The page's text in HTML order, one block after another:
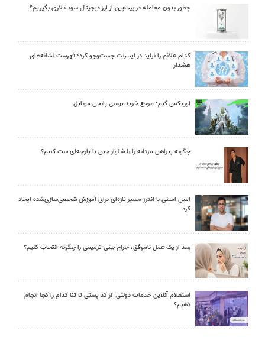
چطور بدون معامله در بیت‌پین از ارز دیجیتال سود دلاری بگیریم؟
کدام علائم را نباید در اینترنت جست‌وجو کرد؛ فهرست نشانه‌های
هشدار
اوریکس گیم؛ مرجع خرید یوسی پابجی موبایل
چگونه پیراهن مردانه را با شلوار جین یا پارچه‌ای ست کنیم؟
امین امینی با اندرز مسیر تازه‌ای برای آموزش شخصی‌سازی‌شده ایجاد
کرد
بعد از یک عمل ناموفق، جراح بینی ترمیمی را چگونه انتخاب کنیم؟
استعلام آنلاین خدمات دولتی: از کد پستی تا ثنا کدام را کجا انجام
دهیم؟